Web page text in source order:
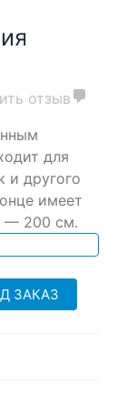
отзыв
для
и другого
имеет
— 200 см.
ЗАКАЗ